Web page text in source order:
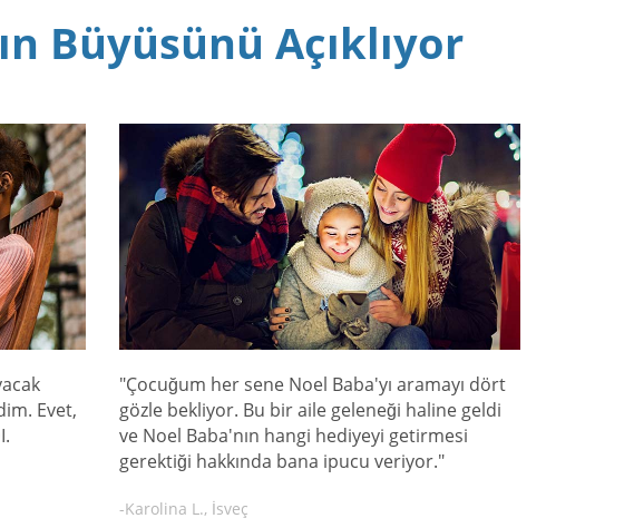
Büyüsünü Açıklıyor
Evet,
"Çocuğum her sene Noel Baba'yı aramayı dört
gözle bekliyor. Bu bir aile geleneği haline geldi
ve Noel Baba'nın hangi hediyeyi getirmesi
gerektiği hakkında bana ipucu veriyor."
-Karolina L., İsveç